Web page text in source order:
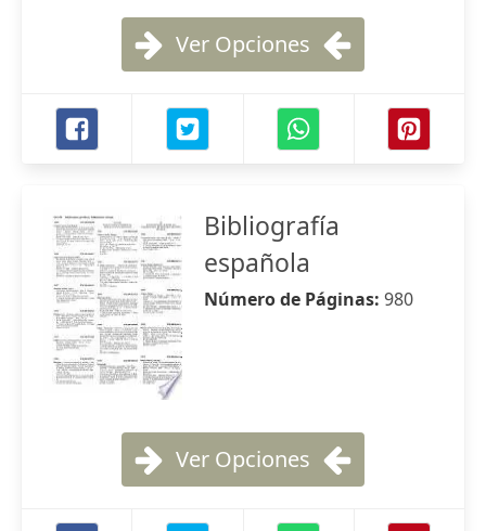
Ver Opciones
Bibliografía
española
Número de Páginas: 980
Ver Opciones